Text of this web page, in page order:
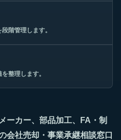
階管理します。
整理します。
ーカー、部品加工、FA・制
会社売却・事業承継相談窓口